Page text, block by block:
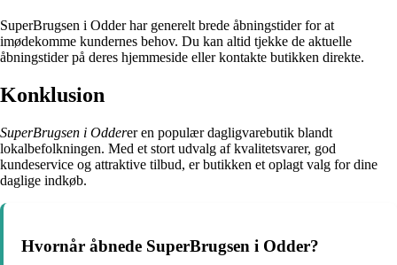
SuperBrugsen i Odder har generelt brede åbningstider for at
imødekomme kundernes behov. Du kan altid tjekke de aktuelle
åbningstider på deres hjemmeside eller kontakte butikken direkte.
Konklusion
SuperBrugsen i Odderer en populær dagligvarebutik blandt
lokalbefolkningen. Med et stort udvalg af kvalitetsvarer, god
kundeservice og attraktive tilbud, er butikken et oplagt valg for dine
daglige indkøb.
Hvornår åbnede SuperBrugsen i Odder?